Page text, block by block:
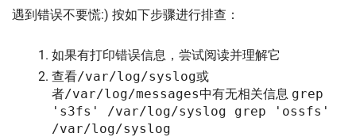
遇到错误不要慌:) 按如下步骤进行排查：
如果有打印错误信息，尝试阅读并理解它
查看/var/log/syslog或
者/var/log/messages中有无相关信息 grep
's3fs' /var/log/syslog grep 'ossfs'
/var/log/syslog